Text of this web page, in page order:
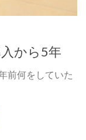
から5年
前何をしていた